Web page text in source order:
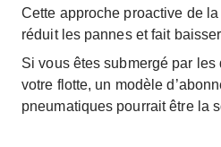
Cette approche proactive de
réduit les pannes et fait
Si vous êtes submergé par
votre flotte, un modèle
pneumatiques pourrait être la